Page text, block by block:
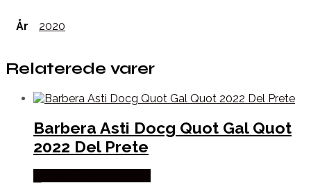
År 2020
Relaterede varer
Barbera Asti Docg Quot Gal Quot
2022 Del Prete